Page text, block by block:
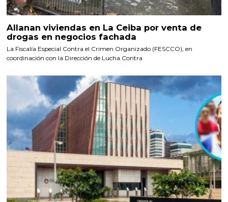
Allanan viviendas en La Ceiba por venta de
drogas en negocios fachada
La Fiscalía Especial Contra el Crimen Organizado (FESCCO), en
coordinación con la Dirección de Lucha Contra